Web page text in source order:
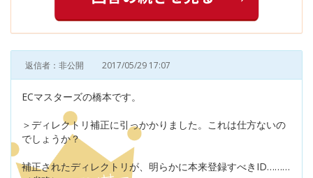
返信者：非公開 2017/05/29 17:07
ECマスターズの橋本です。
＞ディレクトリ補正に引っかかりました。これは仕方ないの
でしょうか？
補正されたディレクトリが、明らかに本来登録すべきID………